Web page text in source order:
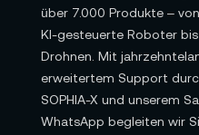
über 7.000 Produkte –
KI-gesteuerte Roboter
Drohnen. Mit
erweitertem Support
SOPHIA-X und unserem
WhatsApp begleiten wir